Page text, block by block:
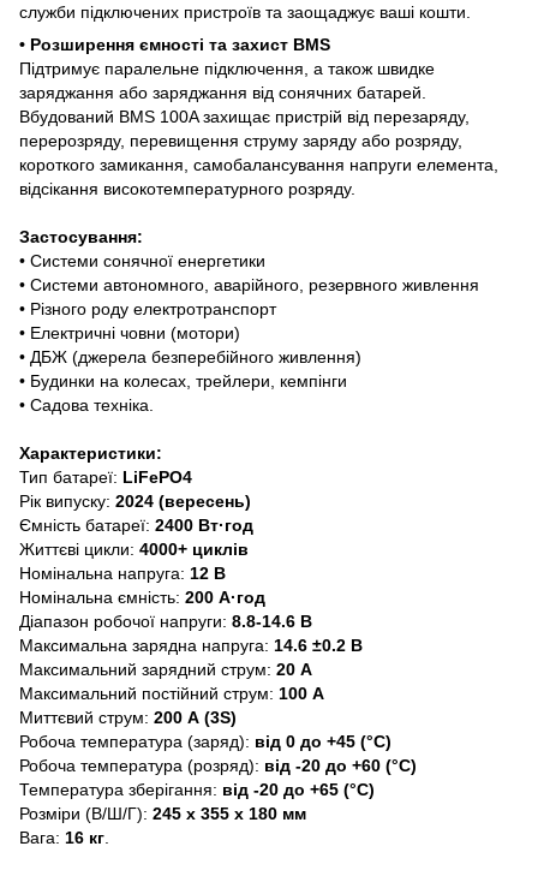
служби підключених пристроїв та заощаджує ваші кошти.
• Розширення ємності та захист BMS
Підтримує паралельне підключення, а також швидке
заряджання або заряджання від сонячних батарей.
Вбудований BMS 100A захищає пристрій від перезаряду,
перерозряду, перевищення струму заряду або розряду,
короткого замикання, самобалансування напруги елемента,
відсікання високотемпературного розряду.
Застосування:
• Системи сонячної енергетики
• Системи автономного, аварійного, резервного живлення
• Різного роду електротранспорт
• Електричні човни (мотори)
• ДБЖ (джерела безперебійного живлення)
• Будинки на колесах, трейлери, кемпінги
• Садова техніка.
Характеристики:
Тип батареї: LiFePO4
Рік випуску: 2024 (вересень)
Ємність батареї: 2400 Вт·год
Життєві цикли: 4000+ циклів
Номінальна напруга: 12 В
Номінальна ємність: 200 А·год
Діапазон робочої напруги: 8.8-14.6 В
Максимальна зарядна напруга: 14.6 ±0.2 В
Максимальний зарядний струм: 20 А
Максимальний постійний струм: 100 А
Миттєвий струм: 200 А (3S)
Робоча температура (заряд): від 0 до +45 (°C)
Робоча температура (розряд): від -20 до +60 (°C)
Температура зберігання: від -20 до +65 (°C)
Розміри (В/Ш/Г): 245 х 355 х 180 мм
Вага: 16 кг